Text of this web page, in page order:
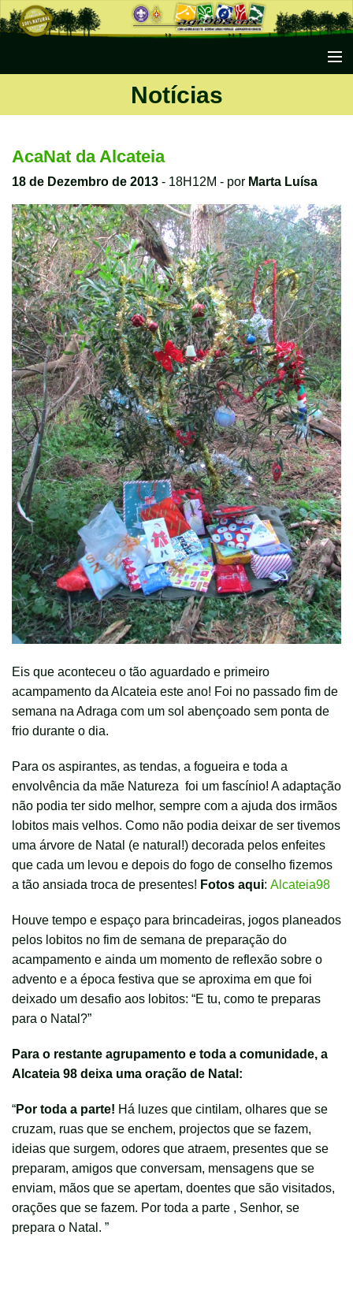
Notícias
Secções
Escutismo
Conteúdos
Galerias
Documentos
Contactos
Notícias
AcaNat da Alcateia
18 de Dezembro de 2013 - 18H12M - por Marta Luísa
Eis que aconteceu o tão aguardado e primeiro
acampamento da Alcateia este ano! Foi no passado fim de
semana na Adraga com um sol abençoado sem ponta de
frio durante o dia.
Para os aspirantes, as tendas, a fogueira e toda a
envolvência da mãe Natureza foi um fascínio! A adaptação
não podia ter sido melhor, sempre com a ajuda dos irmãos
lobitos mais velhos. Como não podia deixar de ser tivemos
uma árvore de Natal (e natural!) decorada pelos enfeites
que cada um levou e depois do fogo de conselho fizemos
a tão ansiada troca de presentes! Fotos aqui: Alcateia98
Houve tempo e espaço para brincadeiras, jogos planeados
pelos lobitos no fim de semana de preparação do
acampamento e ainda um momento de reflexão sobre o
advento e a época festiva que se aproxima em que foi
deixado um desafio aos lobitos: “E tu, como te preparas
para o Natal?”
Para o restante agrupamento e toda a comunidade, a
Alcateia 98 deixa uma oração de Natal:
“Por toda a parte! Há luzes que cintilam, olhares que se
cruzam, ruas que se enchem, projectos que se fazem,
ideias que surgem, odores que atraem, presentes que se
preparam, amigos que conversam, mensagens que se
enviam, mãos que se apertam, doentes que são visitados,
orações que se fazem. Por toda a parte , Senhor, se
prepara o Natal. ”